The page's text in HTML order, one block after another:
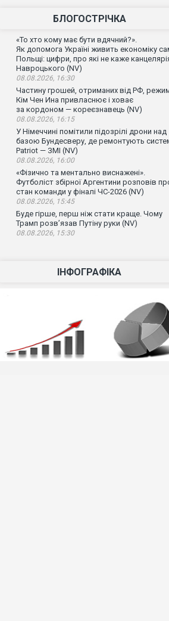
БЛОГОСТРІЧКА
«То хто кому має бути вдячний?».
Як допомога Україні живить економіку
Польщі: цифри, про які не каже
Навроцького (NV)
08.08.2026, 16:30
Частину грошей, отриманих від РФ,
Кім Чен Ина привласнює і ховає
за кордоном — кореєзнавець (NV)
08.08.2026, 16:15
У Німеччині помітили підозрілі дрони над
базою Бундесверу, де ремонтують
Patriot — ЗМІ (NV)
08.08.2026, 16:00
«Фізично та ментально виснажені».
Футболіст збірної Аргентини розповів
стан команди у фіналі ЧС-2026 (NV)
08.08.2026, 15:45
Буде гірше, перш ніж стати краще. Чому
Трамп розв’язав Путіну руки (NV)
08.08.2026, 15:30
ІНФОГРАФІКА